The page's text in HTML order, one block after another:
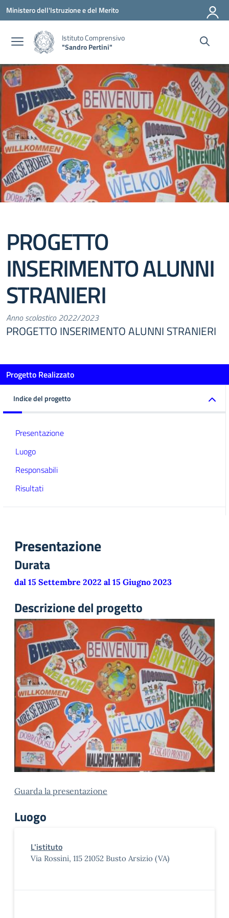
Vai ai contenuti
Vai al menu di navigazione
Vai al footer
Ministero dell'Istruzione e del Merito
Istituto Comprensivo
"Sandro Pertini"
PROGETTO
INSERIMENTO ALUNNI
STRANIERI
Anno scolastico 2022/2023
PROGETTO INSERIMENTO ALUNNI STRANIERI
Progetto Realizzato
Indice del progetto
Presentazione
Luogo
Responsabili
Risultati
Presentazione
Durata
dal 15 Settembre 2022 al 15 Giugno 2023
Descrizione del progetto
Guarda la presentazione
Luogo
L'istituto
Via Rossini, 115 21052 Busto Arsizio (VA)